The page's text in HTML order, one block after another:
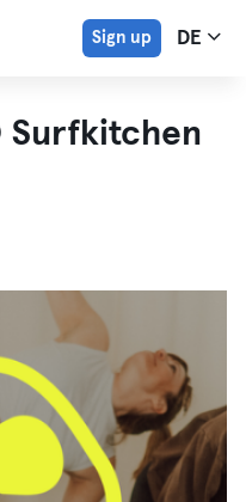
Sign up DE
Surfkitchen